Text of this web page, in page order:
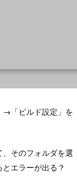
→「ビルド設定」を
そのフォルダを選
エラーが出る？